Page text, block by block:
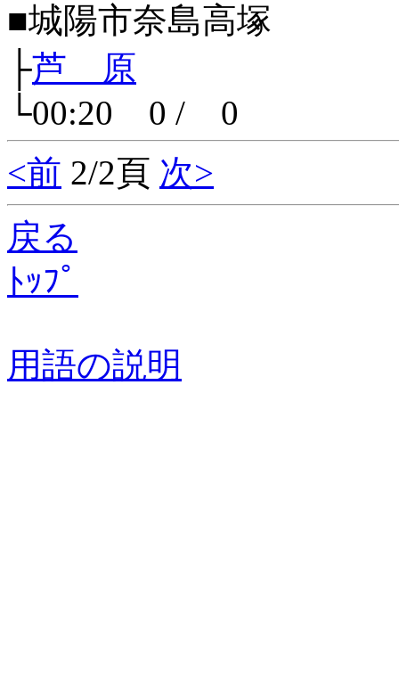
■城陽市奈島高塚
├芦 原
└00:20 0 / 0
<前 2/2頁 次>
戻る
ﾄｯﾌﾟ
用語の説明